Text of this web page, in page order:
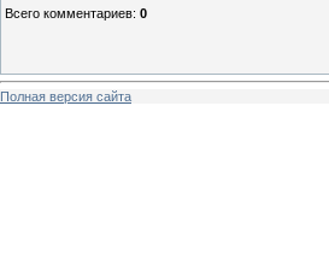
Всего комментариев: 0
Полная версия сайта